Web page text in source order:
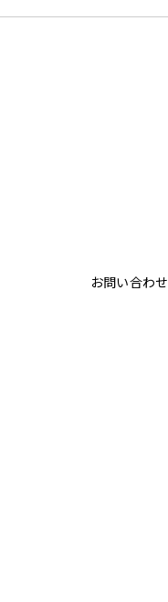
お問い合わせ